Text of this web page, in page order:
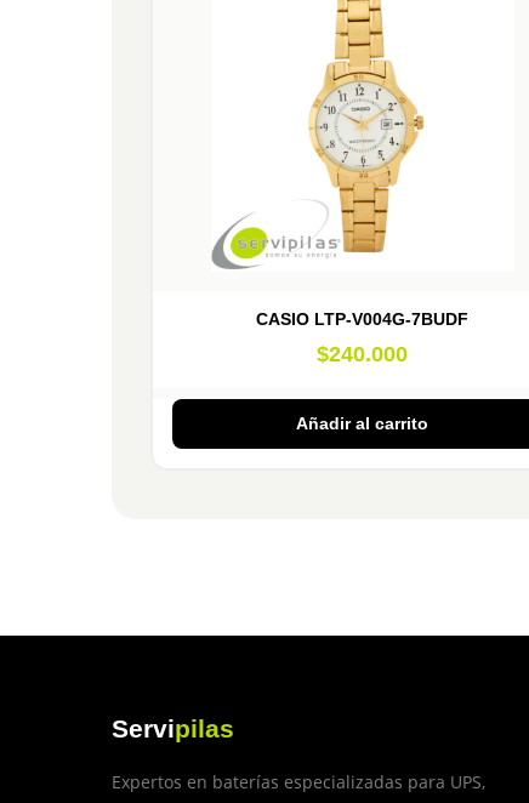
CASIO LTP-V004G-7BUDF
$240.000
Añadir al carrito
Servipilas
Expertos en baterías especializadas para UPS,